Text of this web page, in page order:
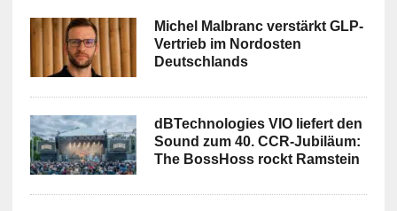
Michel Malbranc verstärkt GLP-
Vertrieb im Nordosten
Deutschlands
dBTechnologies VIO liefert den
Sound zum 40. CCR-Jubiläum:
The BossHoss rockt Ramstein